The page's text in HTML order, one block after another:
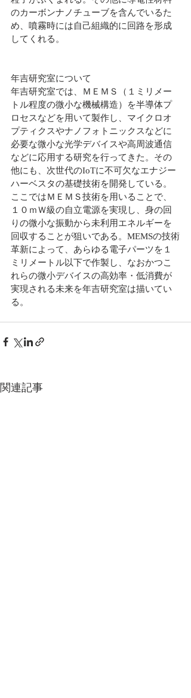
のカーボンナノチューブを含んでいるた
め、噴霧時には自己組織的に回路を形成
してくれる。
年吉研究室について
年吉研究室では、ＭＥＭＳ（１ミリメー
トル程度の微小な機械構造）を半導体プ
ロセスなどを用いて製作し、マイクロオ
プティクスやナノフォトニックスなどに
必要な微小な光学デバイスや高周波通信
などに応用する研究を行ってきた。その
他にも、次世代のIoTに不可欠なエナジー
ハーベスタの基礎技術を開発している。
ここではＭＥＭＳ技術を用いることで、
１０ｍＷ級の自立電源を実現し、身の回
りの微小な振動から未利用エネルギーを
回収することが狙いである。MEMSの技術
革新によって、あらゆる電子パーツを１
ミリメートル以下で作製し、なおかつこ
れらの微小デバイスの高効率・低消費が
実現される未来を年吉研究室は描いてい
る。
関連記事